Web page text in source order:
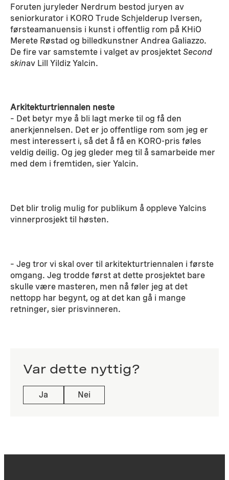
Foruten juryleder Nerdrum bestod juryen av
seniorkurator i KORO Trude Schjelderup Iversen,
førsteamanuensis i kunst i offentlig rom på KHiO
Merete Røstad og billedkunstner Andrea Galiazzo.
De fire var samstemte i valget av prosjektetSecond
skinav Lill Yildiz Yalcin.
Arkitekturtriennalen neste
– Det betyr mye å bli lagt merke til og få den
anerkjennelsen. Det er jo offentlige rom som jeg er
mest interessert i, så det å få en KORO-pris føles
veldig deilig. Og jeg gleder meg til å samarbeide mer
med dem i fremtiden, sier Yalcin.
Det blir trolig mulig for publikum å oppleve Yalcins
vinnerprosjekt til høsten.
– Jeg tror vi skal over til arkitekturtriennalen i første
omgang. Jeg trodde først at dette prosjektet bare
skulle være masteren, men nå føler jeg at det
nettopp har begynt, og at det kan gå i mange
retninger, sier prisvinneren.
Var dette nyttig?
Ja Nei